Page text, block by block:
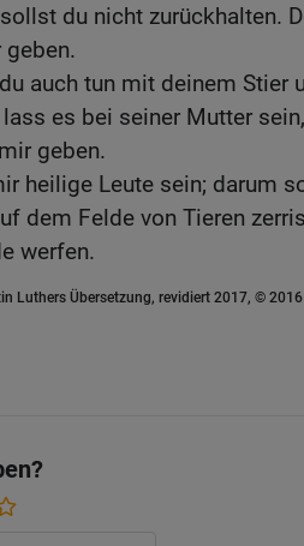
du nicht zurückhalten.
auch tun mit deinem Stier
lass es bei seiner Mutter
geben.
heilige Leute sein; darum
dem Felde von Tieren
werfen.
Luthers Übersetzung, revidiert 2017, ©